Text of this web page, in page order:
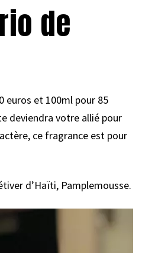
de
euros et 100ml pour 85
deviendra votre allié pour
ce fragrance est pour
d’Haïti, Pamplemousse.